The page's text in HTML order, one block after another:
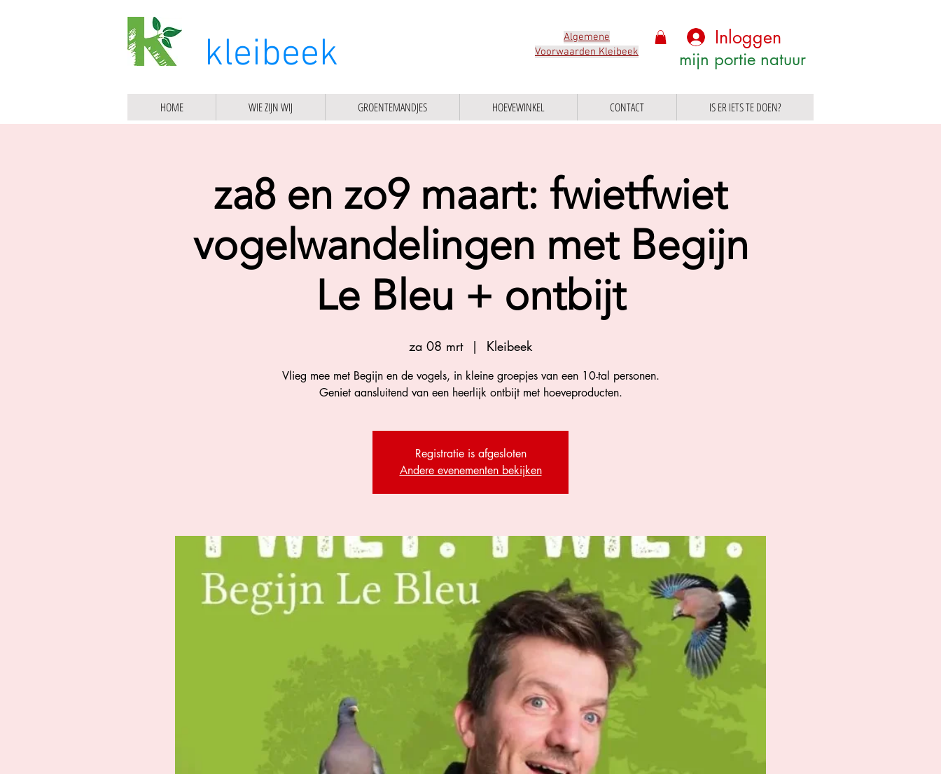
kleibeek mijn portie natuur
Inloggen
Algemene
Voorwaarden Kleibeek
HOME WIE ZIJN WIJ GROENTEMANDJES HOEVEWINKEL CONTACT IS ER IETS TE DOEN?
za8 en zo9 maart: fwietfwiet
vogelwandelingen met Begijn
Le Bleu + ontbijt
za 08 mrt
  |
Kleibeek
Vlieg mee met Begijn en de vogels, in kleine groepjes van een 10-tal personen.
Geniet aansluitend van een heerlijk ontbijt met hoeveproducten.
Registratie is afgesloten
Andere evenementen bekijken